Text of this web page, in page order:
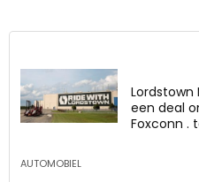
een deal
Foxconn .
AUTOMOBIEL